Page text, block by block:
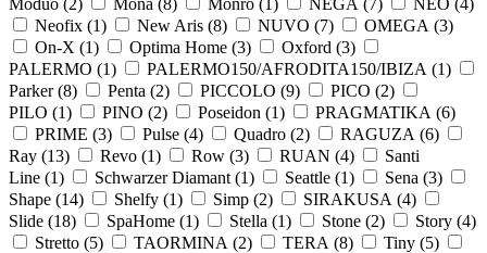
Neofix (1) New Aris (8) NUVO (7) OMEGA (3)
On-X (1) Optima Home (3) Oxford (3)
PALERMO (1) PALERMO150/AFRODITA150/IBIZA (1)
Parker (8) Penta (2) PICCOLO (9) PICO (2)
PILO (1) PINO (2) Poseidon (1) PRAGMATIKA (6)
PRIME (3) Pulse (4) Quadro (2) RAGUZA (6)
Ray (13) Revo (1) Row (3) RUAN (4)
Santi
Line (1) Schwarzer Diamant (1) Seattle (1) Sena (3)
Shape (14) Shelfy (1) Simp (2) SIRAKUSA (4)
Slide (18) SpaHome (1) Stella (1) Stone (2) Story (4)
Stretto (5) TAORMINA (2) TERA (8) Tiny (5)